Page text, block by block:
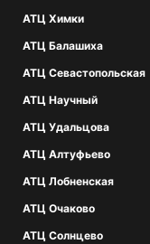
АТЦ Химки
АТЦ Балашиха
АТЦ Севастопольская
АТЦ Научный
АТЦ Удальцова
АТЦ Алтуфьево
АТЦ Лобненская
АТЦ Очаково
АТЦ Солнцево